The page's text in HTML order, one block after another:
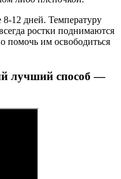
12 дней. Температуру
ростки поднимаются
помочь им освободиться
лучший способ —